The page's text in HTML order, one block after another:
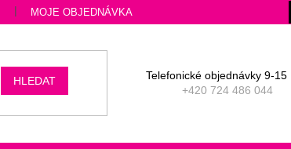
MOJE OBJEDNÁVKA
HLEDAT
Telefonické objednávky 9-15
+420 724 486 044